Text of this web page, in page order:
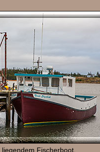
Fischerboot.